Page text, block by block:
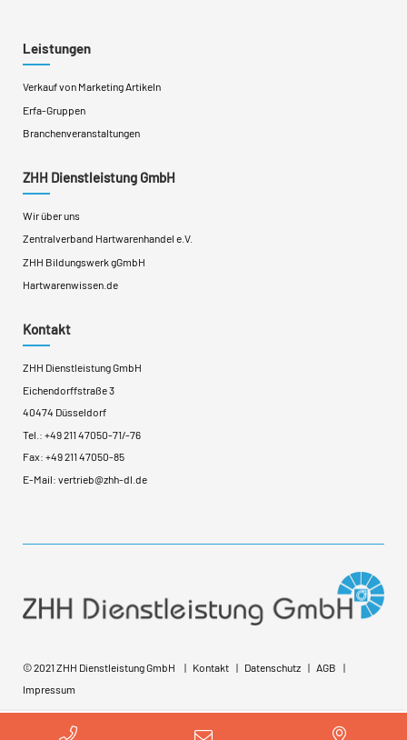
Leistungen
Verkauf von Marketing Artikeln
Erfa-Gruppen
Branchenveranstaltungen
ZHH Dienstleistung GmbH
Wir über uns
Zentralverband Hartwarenhandel e.V.
ZHH Bildungswerk gGmbH
Hartwarenwissen.de
Kontakt
ZHH Dienstleistung GmbH
Eichendorffstraße 3
40474 Düsseldorf
Tel.: +49 211 47050-71/-76
Fax: +49 211 47050-85
E-Mail: vertrieb@zhh-dl.de
© 2021 ZHH Dienstleistung GmbH Kontakt Datenschutz
AGB
Impressum